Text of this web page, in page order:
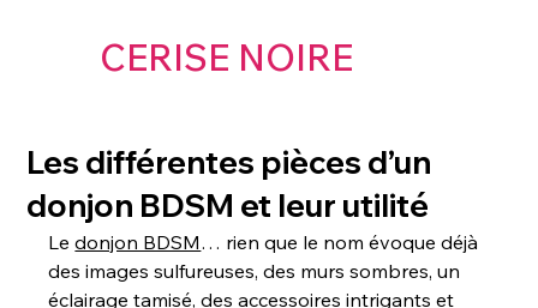
CERISE NOIRE
Les différentes pièces d’un
donjon BDSM et leur utilité
Le donjon BDSM… rien que le nom évoque déjà
des images sulfureuses, des murs sombres, un
éclairage tamisé, des accessoires intrigants et